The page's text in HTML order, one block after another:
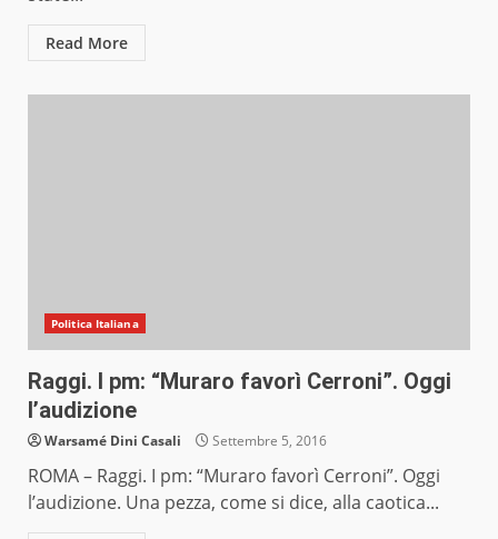
Read More
Politica Italiana
Raggi. I pm: “Muraro favorì Cerroni”. Oggi
l’audizione
Warsamé Dini Casali Settembre 5, 2016
ROMA – Raggi. I pm: “Muraro favorì Cerroni”. Oggi
l’audizione. Una pezza, come si dice, alla caotica...